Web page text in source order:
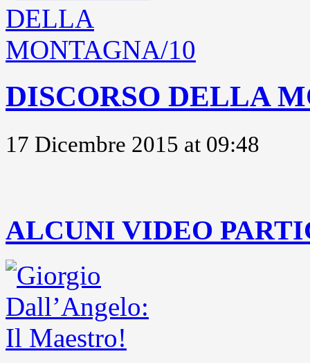
DISCORSO DELLA
17 Dicembre 2015 at 09:48
ALCUNI VIDEO